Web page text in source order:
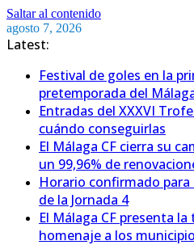
Saltar al contenido
agosto 7, 2026
Latest:
Festival de goles en la
pretemporada del
Entradas del XXXVI
cuándo conseguirlas
El Málaga CF cierra su
un 99,96% de
Horario confirmado para
de la Jornada 4
El Málaga CF presenta
homenaje a los